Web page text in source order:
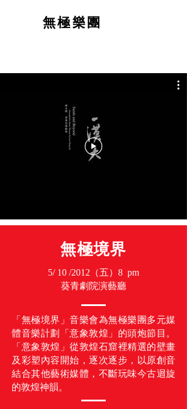
無極樂團
無極境界
5/ 10 /2012（五）8 pm
葵青劇院演藝廳
「無極境界」音樂會為無極樂團多元媒
體音樂計劃「意象敦煌」的頭炮節目。
「意象敦煌」從敦煌石窟裡精選的壁畫
及彩塑內容開始，逐次逐步，以原創音
結合其他藝術媒體，不斷玩味今古迴旋
的敦煌神韻。